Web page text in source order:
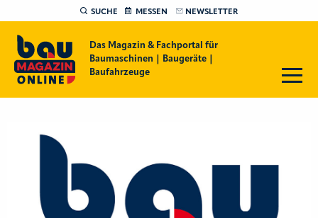
SUCHE MESSEN NEWSLETTER
Das Magazin & Fachportal für
Baumaschinen | Baugeräte |
Baufahrzeuge